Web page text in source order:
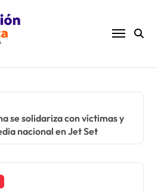
se solidariza con víctimas y
nacional en Jet Set